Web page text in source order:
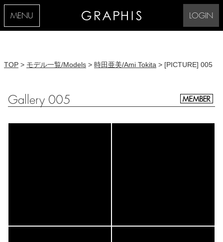
MENU LOGIN
TOP > モデル一覧/Models > 時田亜美/Ami Tokita > [PICTURE] 005
Gallery 005